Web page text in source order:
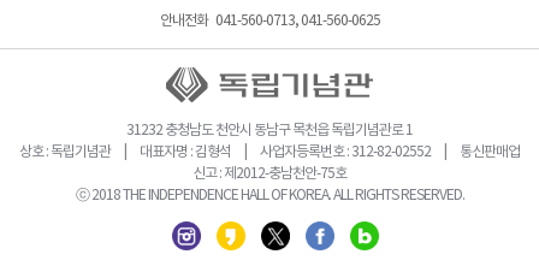
안내전화 041-560-0713, 041-560-0625
31232 충청남도 천안시 동남구 목천읍 독립기념관로 1
상호 : 독립기념관 | 대표자명 : 김형석 | 사업자등록번호 : 312-82-02552 | 통신판매업
신고 : 제2012-충남천안-75호
ⓒ 2018 THE INDEPENDENCE HALL OF KOREA. ALL RIGHTS RESERVED.